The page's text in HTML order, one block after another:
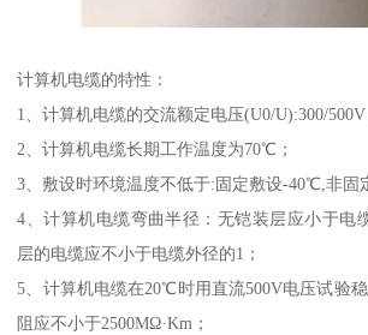
计算机电缆的特性：
1、计算机电缆的交流额定电压(U0/U):300/500V
2、计算机电缆长期工作温度为70℃；
3、敷设时环境温度不低于:固定敷设-40℃,非固
4、计算机电缆弯曲半径：无铠装层应小于电
层的电缆应不小于电缆外径的1；
5、计算机电缆在20℃时用直流500V电压试验
阻应不小于2500MΩ·Km；